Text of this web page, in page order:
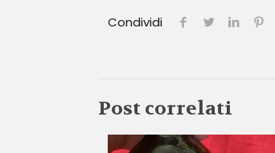
Condividi
Post correlati